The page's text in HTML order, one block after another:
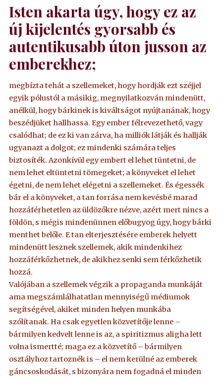
Isten akarta úgy, hogy ez az
új kijelentés gyorsabb és
autentikusabb úton jusson az
emberekhez;
megbízta tehát a szellemeket, hogy hordják ezt széjjel
egyik pólustól a másikig, megnyilatkozván mindenütt,
anélkül, hogy bárkinek is kiváltságot nyújtanának, hogy
beszédjüket hallhassa. Egy ember félrevezethető, vagy
csalódhat; de ez ki van zárva, ha milliók látják és hallják
ugyanazt a dolgot; ez mindenki számára teljes
biztosíték. Azonkívül egy embert el lehet tüntetni, de
nem lehet eltüntetni tömegeket; a könyveket el lehet
égetni, de nem lehet elégetni a szellemeket. És égessék
bár el a könyveket, a tan forrása nem kevésbé marad
hozzáférhetetlen az üldözőkre nézve, azért mert nincs a
földön, s mégis mindenünnen előbugyog úgy, hogy bárki
menthet belőle. E tan elterjesztésére emberek helyett
mindenütt lesznek szellemek, akik mindenkihez
hozzáférkőzhetnek, de akikhez senki sem férkőzhetik
hozzá.
Valójában a szellemek végzik a propaganda munkáját
ama megszámlálhatatlan mennyiségű médiumok
segítségével, akiket minden helyen munkába
szólítanak. Ha csak egyetlen közvetítője lenne –
bármilyen kedvelt lenne is az, a spiritizmus aligha lett
volna ismertté; maga ez a közvetítő – bármilyen
osztályhoz tartoznék is – el nem kerülné az emberek
gáncsoskodását, s bizonyára nem fogadná el minden